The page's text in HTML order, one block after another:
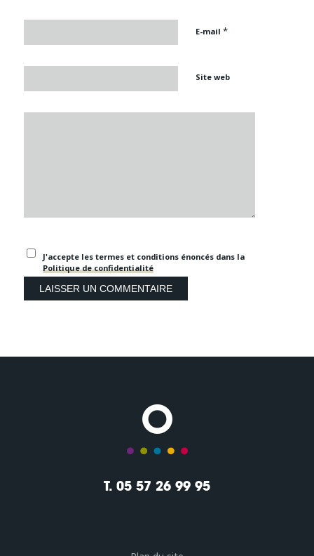
E-mail *
Site web
J'accepte les termes et conditions énoncés dans la
Politique de confidentialité
T. 05 57 26 99 95